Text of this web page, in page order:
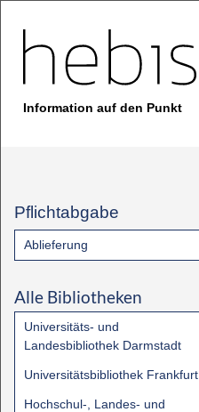
Information auf den Punkt
Pflichtabgabe
Ablieferung
Alle Bibliotheken
Universitäts- und
Landesbibliothek Darmstadt
Universitätsbibliothek Frankfurt
Hochschul-, Landes- und